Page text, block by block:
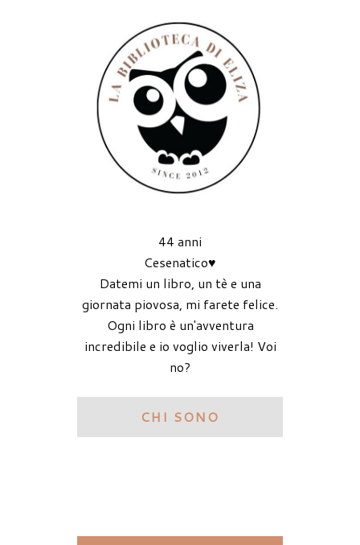
44 anni
Cesenatico♥
Datemi un libro, un tè e una
giornata piovosa, mi farete felice.
Ogni libro è un'avventura
incredibile e io voglio viverla! Voi
no?
CHI SONO